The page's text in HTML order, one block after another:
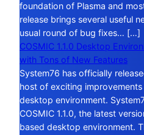
foundation of Plasma and
release brings several useful
usual round of bug fixes… […]
COSMIC 1.1.0 Desktop
with Tons of New Features
System76 has officially
host of exciting
desktop environment.
COSMIC 1.1.0, the latest
based desktop environment.